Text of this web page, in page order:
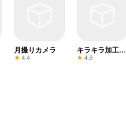
月撮りカメラ
4.4
キラキラ加工
Lite
4.8